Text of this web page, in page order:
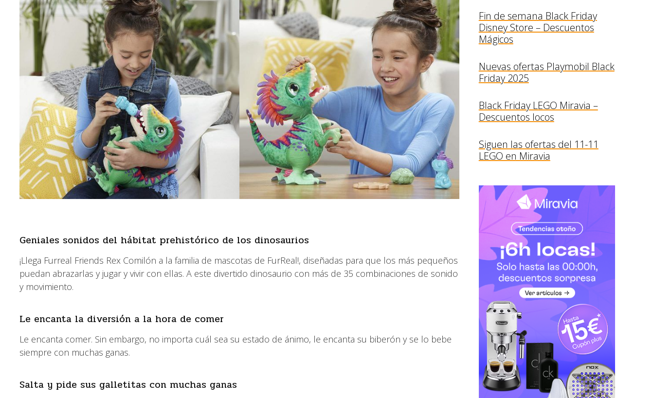
Geniales sonidos del hábitat prehistórico de los dinosaurios
¡Llega Furreal Friends Rex Comilón a la familia de mascotas de FurReal!, diseñadas para que los más pequeños
puedan abrazarlas y jugar y vivir con ellas. A este divertido dinosaurio con más de 35 combinaciones de sonido
y movimiento.
Le encanta la diversión a la hora de comer
Le encanta comer. Sin embargo, no importa cuál sea su estado de ánimo, le encanta su biberón y se lo bebe
siempre con muchas ganas.
Salta y pide sus galletitas con muchas ganas
Fin de semana Black Friday
Disney Store – Descuentos
Mágicos
Nuevas ofertas Playmobil Black
Friday 2025
Black Friday LEGO Miravia –
Descuentos locos
Siguen las ofertas del 11-11
LEGO en Miravia